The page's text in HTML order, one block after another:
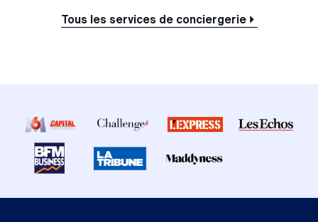
Tous les services de conciergerie